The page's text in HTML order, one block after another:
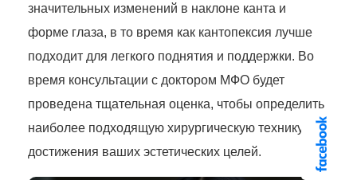
значительных изменений в наклоне канта и
форме глаза, в то время как кантопексия лучше
подходит для легкого поднятия и поддержки. Во
время консультации с доктором МФО будет
проведена тщательная оценка, чтобы определить
наиболее подходящую хирургическую технику для
достижения ваших эстетических целей.